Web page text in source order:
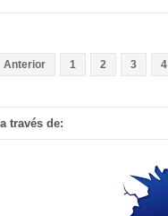
Anterior 1 2 3 4
a través de: